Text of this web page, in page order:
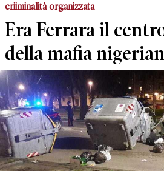
criiminalità organizzata
Era Ferrara il
della mafia